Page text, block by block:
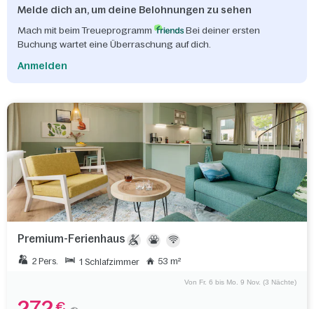
Melde dich an, um deine Belohnungen zu sehen
Mach mit beim Treueprogramm
Bei deiner ersten
Buchung wartet eine Überraschung auf dich.
Anmelden
Premium-Ferienhaus
2 Pers. 1 Schlafzimmer 53 m²
Von Fr. 6 bis Mo. 9 Nov. (3 Nächte)